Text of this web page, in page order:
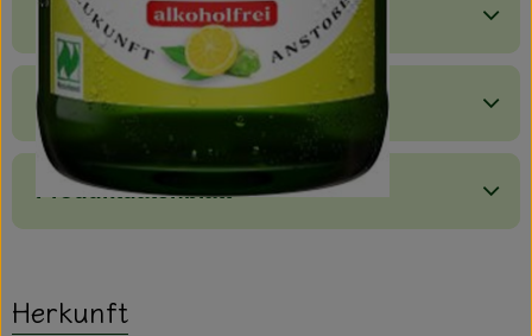
Zutaten
Nährwert-Info
Produktdatenblatt
Herkunft